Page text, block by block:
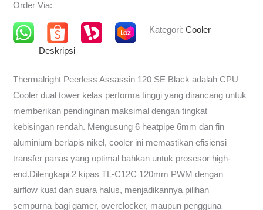
Order Via:
Kategori: Cooler
Deskripsi
Thermalright Peerless Assassin 120 SE Black adalah CPU
Cooler dual tower kelas performa tinggi yang dirancang untuk
memberikan pendinginan maksimal dengan tingkat
kebisingan rendah. Mengusung 6 heatpipe 6mm dan fin
aluminium berlapis nikel, cooler ini memastikan efisiensi
transfer panas yang optimal bahkan untuk prosesor high-
end.Dilengkapi 2 kipas TL-C12C 120mm PWM dengan
airflow kuat dan suara halus, menjadikannya pilihan
sempurna bagi gamer, overclocker, maupun pengguna